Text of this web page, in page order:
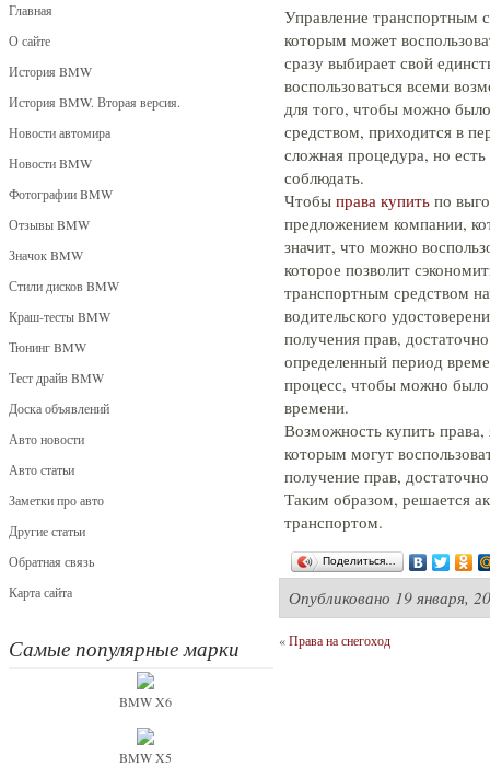
Главная
О сайте
История BMW
История BMW. Вторая версия.
Новости автомира
Новости BMW
Фотографии BMW
Отзывы BMW
Значок BMW
Стили дисков BMW
Краш-тесты BMW
Тюнинг BMW
Тест драйв BMW
Доска объявлений
Авто новости
Авто статьи
Заметки про авто
Другие статьи
Обратная связь
Карта сайта
Самые популярные марки
BMW X6
BMW X5
Управление транспортным
которым может
сразу выбирает свой
воспользоваться всеми
для того, чтобы можно
средством, приходится в
сложная процедура, но
соблюдать.
Чтобы права купить по
предложением компании,
значит, что можно
которое позволит
транспортным средством
водительского
получения прав,
определенный период
процесс, чтобы можно было
времени.
Возможность купить
которым могут
получение прав,
Таким образом, решается
транспортом.
Поделиться…
Опубликовано 19 января,
«Права на снегоход